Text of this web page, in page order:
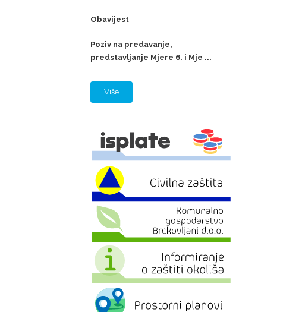
Obavijest
Poziv na predavanje,
predstavljanje Mjere 6. i Mje ...
Više